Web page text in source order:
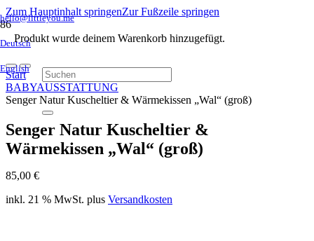
Zum Hauptinhalt springenZur Fußzeile springen
hello@littleyou.me
Deutsch
English
Produkt wurde deinem Warenkorb hinzugefügt.
Start
BABYAUSSTATTUNG
Senger Natur Kuscheltier & Wärmekissen „Wal“ (groß)
Senger Natur Kuscheltier &
Wärmekissen „Wal“ (groß)
85,00 €
inkl. 21 % MwSt. plus Versandkosten